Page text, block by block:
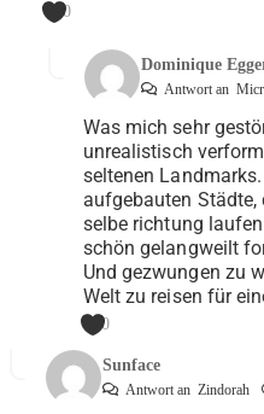
0
Dominique
Antwort an
Was mich sehr
unrealistisch
seltenen
aufgebauten
selbe richtung
schön gelangweilt
Und gezwungen zu
Welt zu reisen für
0
Sunface
Antwort an Zindorah